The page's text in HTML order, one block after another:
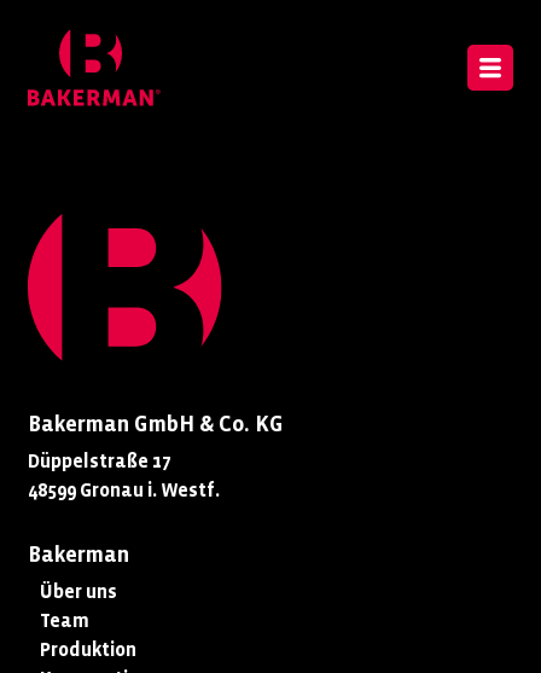
Bakerman GmbH & Co. KG
Düppelstraße 17
48599 Gronau i. Westf.
Bakerman
Über uns
Team
Produktion